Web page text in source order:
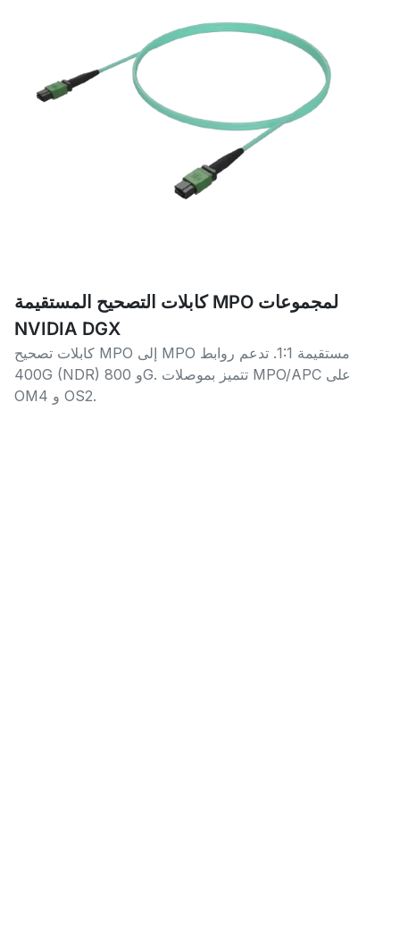
كابلات التصحيح المستقيمة MPO لمجموعات
NVIDIA DGX
كابلات تصحيح MPO إلى MPO مستقيمة 1:1. تدعم روابط
400G (NDR) و 800G. تتميز بموصلات MPO/APC على
OM4 و OS2.